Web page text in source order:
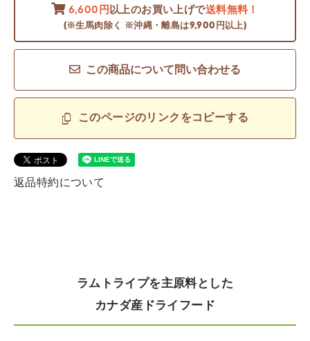
6,600円 以上のお買い上げで送料無料！
(※生馬肉除く ※沖縄・離島は9,900円以上)
この商品について問い合わせる
このページのリンクをコピーする
返品特約について
ラムトライプを主原料とした
カナダ産ドライフード